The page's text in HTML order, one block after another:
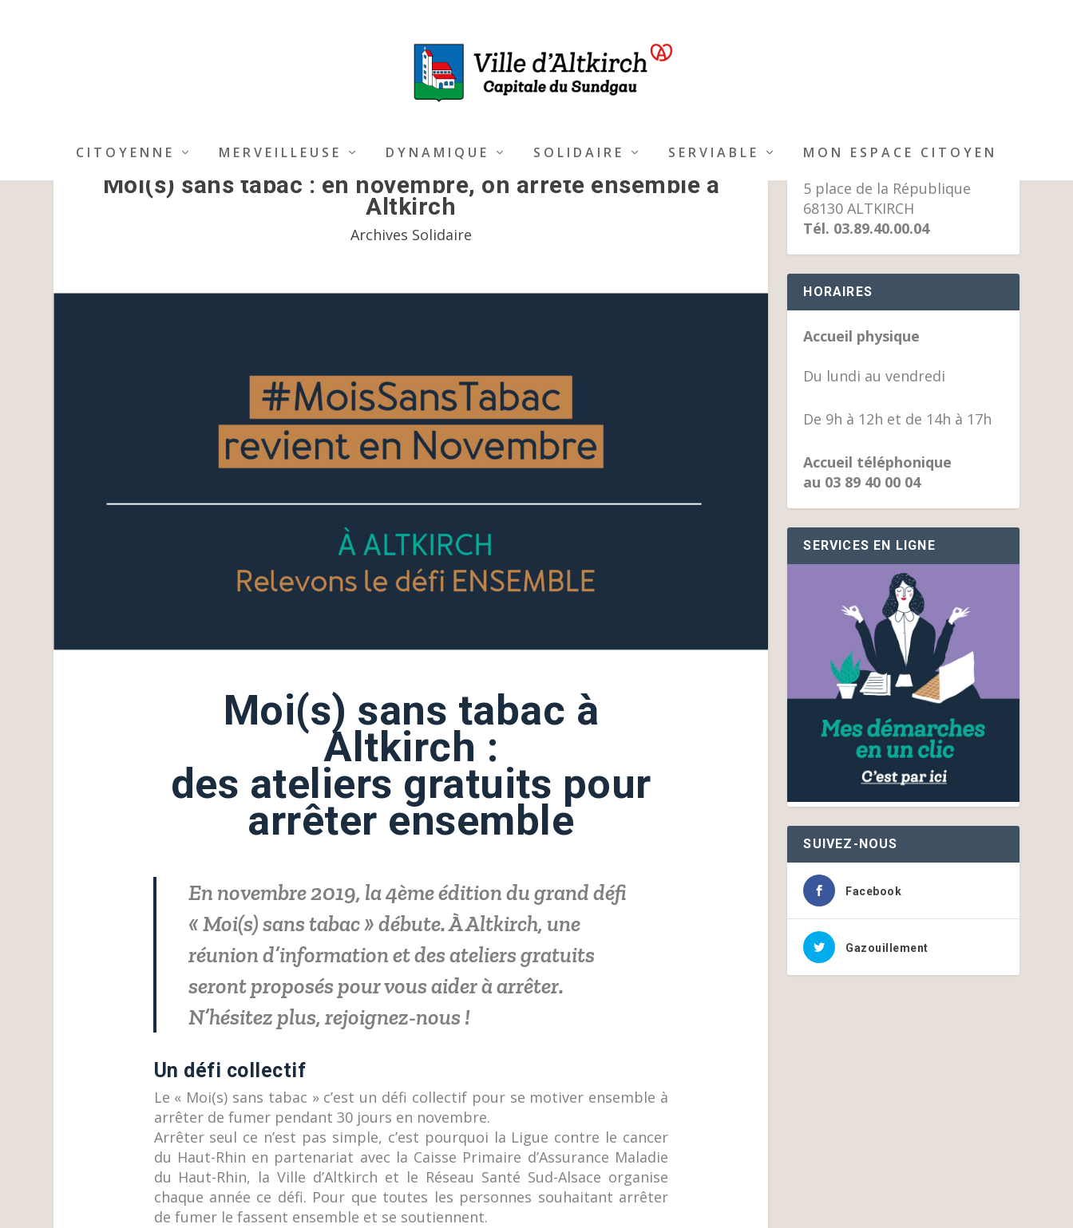
CITOYENNE MERVEILLEUSE DYNAMIQUE SOLIDAIRE SERVIABLE MON ESPACE CITOYEN
Moi(s) sans tabac : en novembre, on arrête ensemble à
Altkirch
Archives Solidaire
Moi(s) sans tabac à
Altkirch :
des ateliers gratuits pour
arrêter ensemble
En novembre 2019, la 4ème édition du grand défi
« Moi(s) sans tabac » débute. À Altkirch, une
réunion d’information et des ateliers gratuits
seront proposés pour vous aider à arrêter.
N’hésitez plus, rejoignez-nous !
Un défi collectif
Le « Moi(s) sans tabac » c’est un défi collectif pour se motiver ensemble à
arrêter de fumer pendant 30 jours en novembre.
Arrêter seul ce n’est pas simple, c’est pourquoi la Ligue contre le cancer
du Haut-Rhin en partenariat avec la Caisse Primaire d’Assurance Maladie
du Haut-Rhin, la Ville d’Altkirch et le Réseau Santé Sud-Alsace organise
chaque année ce défi. Pour que toutes les personnes souhaitant arrêter
de fumer le fassent ensemble et se soutiennent.
MAIRIE D’ALTKIRCH
5 place de la République
68130 ALTKIRCH
Tél. 03.89.40.00.04
HORAIRES
Accueil physique
Du lundi au vendredi
De 9h à 12h et de 14h à 17h
Accueil téléphonique
au 03 89 40 00 04
SERVICES EN LIGNE
SUIVEZ-NOUS
Facebook
Gazouillement